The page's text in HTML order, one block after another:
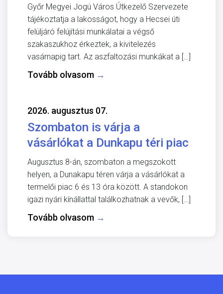
Győr Megyei Jogú Város Útkezelő Szervezete
tájékoztatja a lakosságot, hogy a Hecsei úti
felüljáró felújítási munkálatai a végső
szakaszukhoz érkeztek, a kivitelezés
vasárnapig tart. Az aszfaltozási munkákat a […]
Tovább olvasom →
2026. augusztus 07.
Szombaton is várja a
vásárlókat a Dunkapu téri piac
Augusztus 8-án, szombaton a megszokott
helyen, a Dunakapu téren várja a vásárlókat a
termelői piac 6 és 13 óra között. A standokon
igazi nyári kínállattal találkozhatnak a vevők, […]
Tovább olvasom →